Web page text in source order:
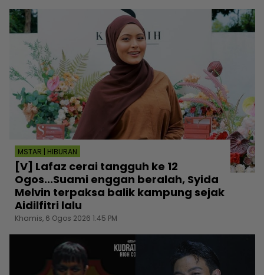
MSTAR | HIBURAN
[V] Lafaz cerai tangguh ke 12
Ogos...Suami enggan beralah, Syida
Melvin terpaksa balik kampung sejak
Aidilfitri lalu
Khamis, 6 Ogos 2026 1:45 PM